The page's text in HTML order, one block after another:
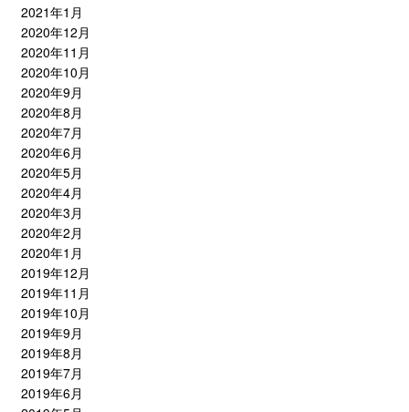
2021年1月
2020年12月
2020年11月
2020年10月
2020年9月
2020年8月
2020年7月
2020年6月
2020年5月
2020年4月
2020年3月
2020年2月
2020年1月
2019年12月
2019年11月
2019年10月
2019年9月
2019年8月
2019年7月
2019年6月